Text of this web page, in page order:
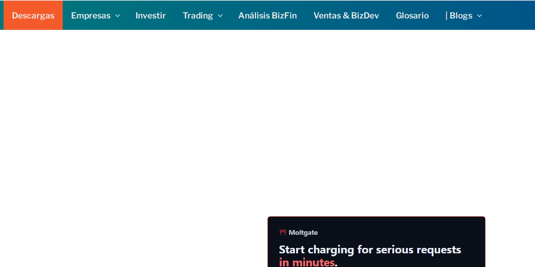
Descargas Empresas Investir Trading Análisis BizFin Ventas & BizDev Glosario | Blogs